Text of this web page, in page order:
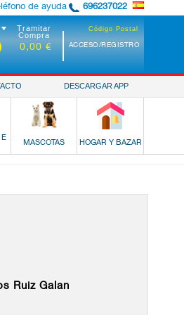
de ayuda 696237022
Código Postal
ACCESO/REGISTRO
Tramitar
Compra
0,00 €
DESCARGAR APP
E
MASCOTAS HOGAR Y BAZAR
Ruiz Galan